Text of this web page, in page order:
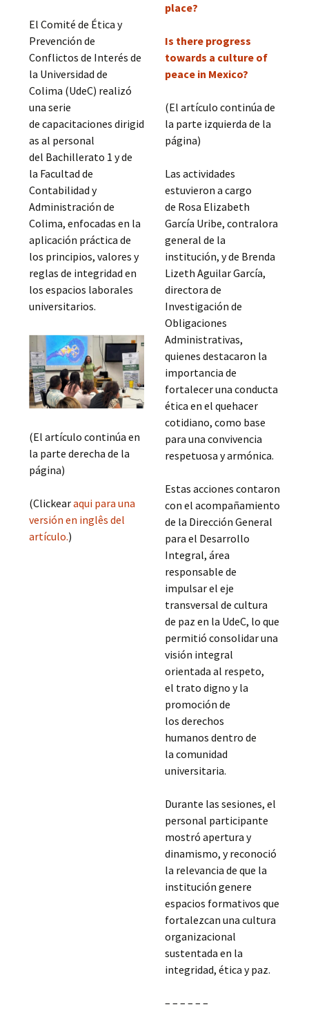
El Comité de Ética y
Prevención de
Conflictos de Interés de
la Universidad de
Colima (UdeC) realizó
una serie
de capacitaciones dirigid
as al personal
del Bachillerato 1 y de
la Facultad de
Contabilidad y
Administración de
Colima, enfocadas en la
aplicación práctica de
los principios, valores y
reglas de integridad en
los espacios laborales
universitarios.
(El artículo continúa en
la parte derecha de la
página)
(Clickearaqui para una
versión en inglês del
artículo.)
place?
Is there progress
towards a culture of
peace in Mexico?
(El artículo continúa de
la parte izquierda de la
página)
Las actividades
estuvieron a cargo
de Rosa Elizabeth
García Uribe, contralora
general de la
institución, y de Brenda
Lizeth Aguilar García,
directora de
Investigación de
Obligaciones
Administrativas,
quienes destacaron la
importancia de
fortalecer una conducta
ética en el quehacer
cotidiano, como base
para una convivencia
respetuosa y armónica.
Estas acciones contaron
con el acompañamiento
de la Dirección General
para el Desarrollo
Integral, área
responsable de
impulsar el eje
transversal de cultura
de paz en la UdeC, lo que
permitió consolidar una
visión integral
orientada al respeto,
el trato digno y la
promoción de
los derechos
humanos dentro de
la comunidad
universitaria.
Durante las sesiones, el
personal participante
mostró apertura y
dinamismo, y reconoció
la relevancia de que la
institución genere
espacios formativos que
fortalezcan una cultura
organizacional
sustentada en la
integridad, ética y paz.
– – – – – –